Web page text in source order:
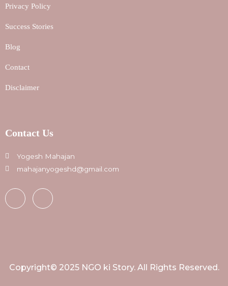
Privacy Policy
Success Stories
Blog
Contact
Disclaimer
Contact Us
Yogesh Mahajan
mahajanyogeshd@gmail.com
Copyright© 2025 NGO ki Story. All Rights Reserved.